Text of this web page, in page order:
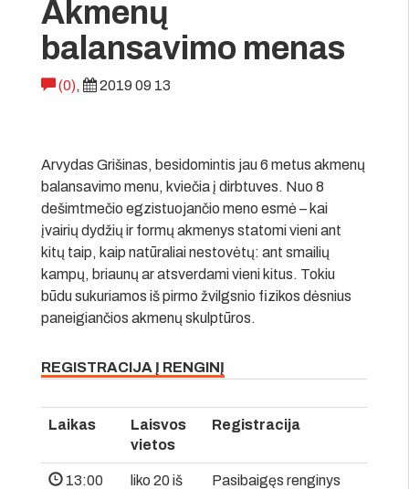
Akmenų
balansavimo menas
(0), 2019 09 13
Arvydas Grišinas, besidomintis jau 6 metus akmenų
balansavimo menu, kviečia į dirbtuves. Nuo 8
dešimtmečio egzistuojančio meno esmė – kai
įvairių dydžių ir formų akmenys statomi vieni ant
kitų taip, kaip natūraliai nestovėtų: ant smailių
kampų, briaunų ar atsverdami vieni kitus. Tokiu
būdu sukuriamos iš pirmo žvilgsnio fizikos dėsnius
paneigiančios akmenų skulptūros.
REGISTRACIJA Į RENGINĮ
Laikas
Laisvos
vietos
Registracija
13:00
liko 20 iš
Pasibaigęs renginys